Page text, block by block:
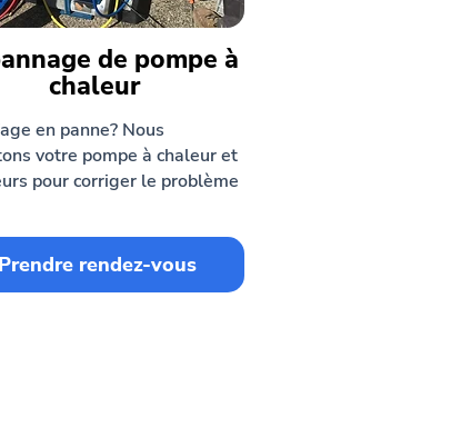
de pompe à
chaleur
en panne? Nous
votre pompe à chaleur et
pour corriger le problème
Prendre rendez-vous